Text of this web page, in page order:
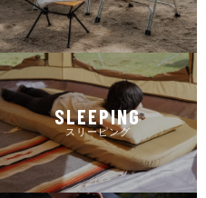
SLEEPING
スリーピング